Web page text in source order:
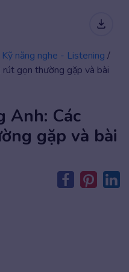
Kỹ năng nghe - Listening /
gọn thường gặp và bài
Anh: Các
gặp và bài